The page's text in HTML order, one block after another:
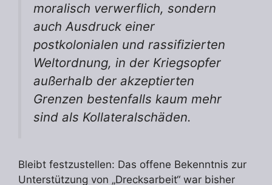
moralisch verwerflich, sondern
auch Ausdruck einer
postkolonialen und rassifizierten
Weltordnung, in der Kriegsopfer
außerhalb der akzeptierten
Grenzen bestenfalls kaum mehr
sind als Kollateralschäden.
Bleibt festzustellen: Das offene Bekenntnis zur
Unterstützung von „Drecksarbeit“ war bisher